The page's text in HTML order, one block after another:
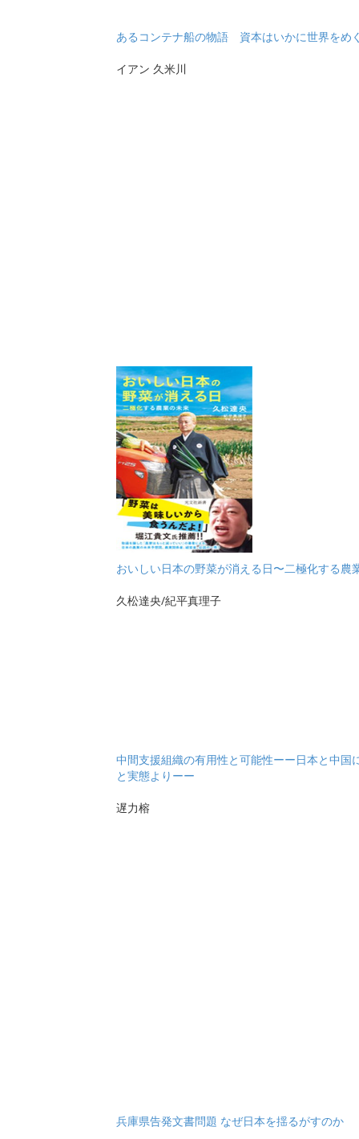
あるコンテナ船の物語 資本はいかに世界をめ
イアン 久米川
おいしい日本の野菜が消える日〜二極化する農
久松達央/紀平真理子
中間支援組織の有用性と可能性ーー日本と中国
と実態よりーー
遅力榕
兵庫県告発文書問題 なぜ日本を揺るがすのか